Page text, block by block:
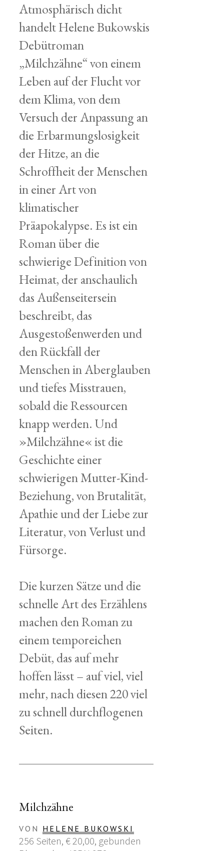
Atmosphärisch dicht
handelt Helene Bukowskis
Debütroman
„Milchzähne“ von einem
Leben auf der Flucht vor
dem Klima, von dem
Versuch der Anpassung an
die Erbarmungslosigkeit
der Hitze, an die
Schroffheit der Menschen
in einer Art von
klimatischer
Präapokalypse. Es ist ein
Roman über die
schwierige Definition von
Heimat, der anschaulich
das Außenseitersein
beschreibt, das
Ausgestoßenwerden und
den Rückfall der
Menschen in Aberglauben
und tiefes Misstrauen,
sobald die Ressourcen
knapp werden. Und
»Milchzähne« ist die
Geschichte einer
schwierigen Mutter-Kind-
Beziehung, von Brutalität,
Apathie und der Liebe zur
Literatur, von Verlust und
Fürsorge.
Die kurzen Sätze und die
schnelle Art des Erzählens
machen den Roman zu
einem temporeichen
Debüt, das auf mehr
hoffen lässt – auf viel, viel
mehr, nach diesen 220 viel
zu schnell durchflogenen
Seiten.
Milchzähne
VON HELENE BUKOWSKI
256 Seiten, € 20,00, gebunden